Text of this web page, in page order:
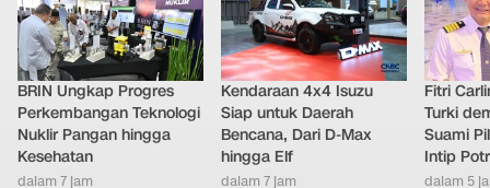
LAINNYA DARI DETIKNETWORK
BRIN Ungkap Progres
Kendaraan 4x4 Isuzu
Fitri